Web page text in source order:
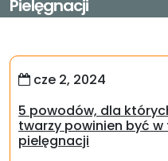
Pielęgnacji
cze 2, 2024
5 powodów, dla
twarzy powinien być
pielęgnacji